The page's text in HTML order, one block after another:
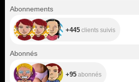
Abonnements
+445 clients suivis
Abonnés
+95 abonnés